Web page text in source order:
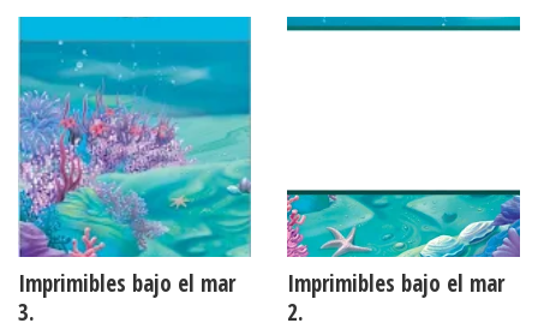
Imprimibles bajo el mar
3.
Imprimibles bajo el mar
2.